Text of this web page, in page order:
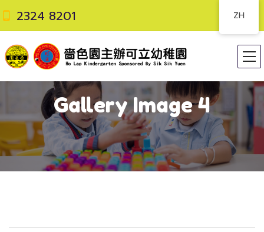
2324 8201
Gallery Image 4
ZH